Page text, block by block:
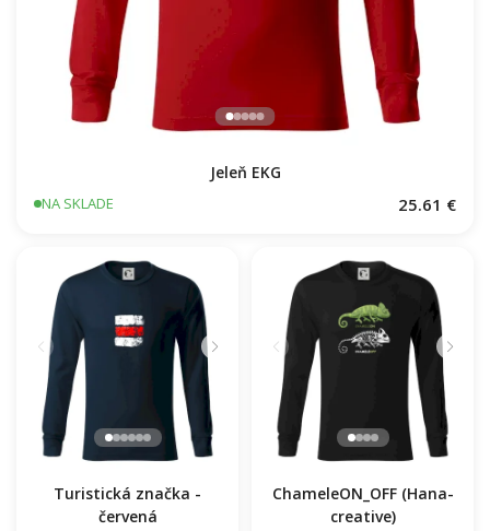
Jeleň EKG
NA SKLADE 25.61 €
Turistická značka -
červená
ChameleON_OFF (Hana-
creative)